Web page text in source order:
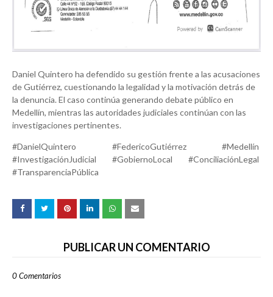
Daniel Quintero ha defendido su gestión frente a las acusaciones
de Gutiérrez, cuestionando la legalidad y la motivación detrás de
la denuncia. El caso continúa generando debate público en
Medellín, mientras las autoridades judiciales continúan con las
investigaciones pertinentes.
#DanielQuintero #FedericoGutiérrez #Medellín
#InvestigaciónJudicial #GobiernoLocal #ConciliaciónLegal
#TransparenciaPública
PUBLICAR UN COMENTARIO
0 Comentarios